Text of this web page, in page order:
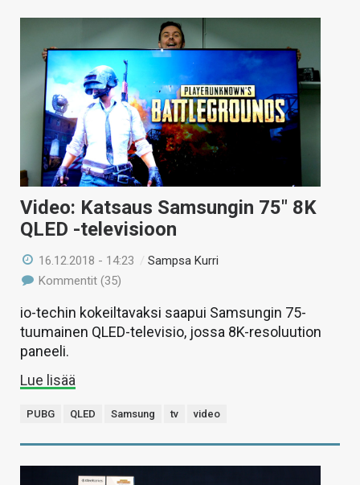
Video: Katsaus Samsungin 75″ 8K
QLED -televisioon
16.12.2018 - 14:23 /Sampsa Kurri
Kommentit (35)
io-techin kokeiltavaksi saapui Samsungin 75-
tuumainen QLED-televisio, jossa 8K-resoluution
paneeli.
Lue lisää
PUBG QLED Samsung tv video